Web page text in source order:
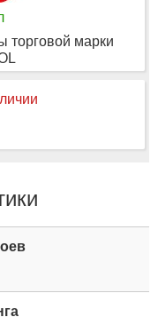
марки